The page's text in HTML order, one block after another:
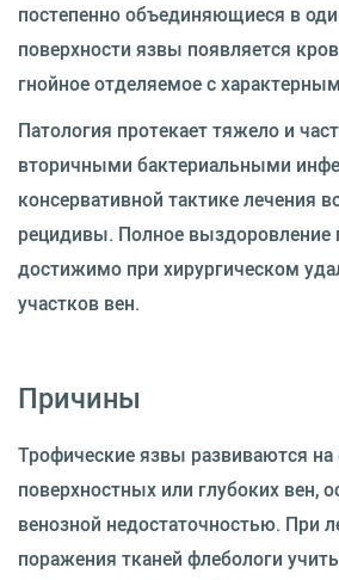
постепенно объединяющиеся в
поверхности язвы появляется
гнойное отделяемое с
Патология протекает тяжело и
вторичными бактериальными
консервативной тактике лечения
рецидивы. Полное выздоровление
достижимо при хирургическом
участков вен.
Причины
Трофические язвы развиваются на
поверхностных или глубоких вен,
венозной недостаточностью. При
поражения тканей флебологи